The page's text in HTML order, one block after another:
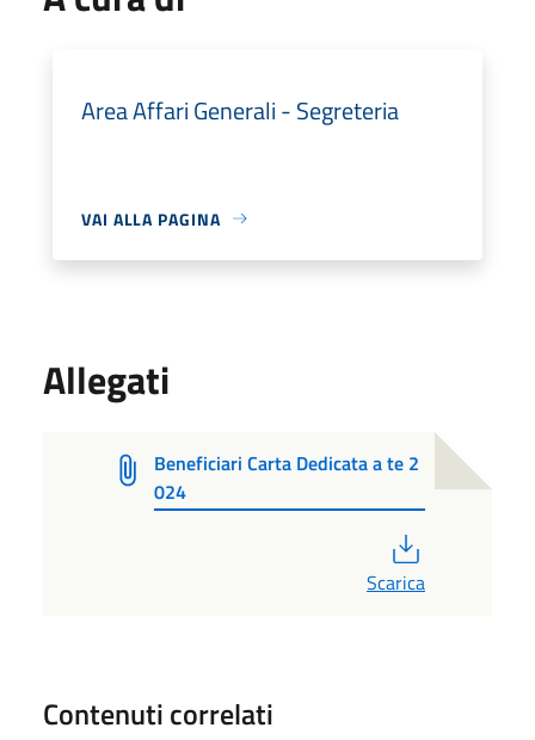
Area Affari Generali - Segreteria
VAI ALLA PAGINA
Allegati
Beneficiari Carta Dedicata a te 2
024
Scarica
Contenuti correlati